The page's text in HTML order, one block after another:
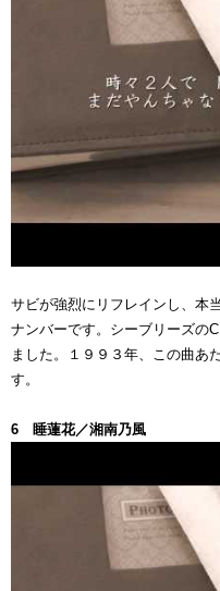
サビが強烈にリフレインし、本
ナンバーです。シーブリーズの
ました。１９９３年、この曲あ
す。
6 睡蓮花／湘南乃風